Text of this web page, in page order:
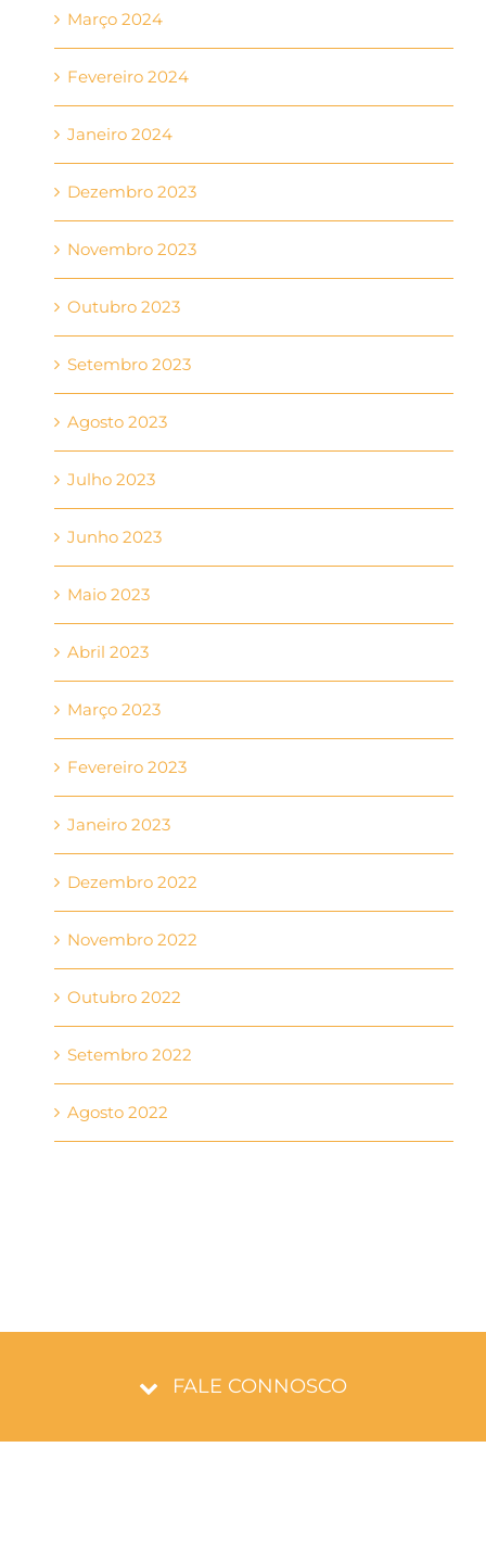
Março 2024
Fevereiro 2024
Janeiro 2024
Dezembro 2023
Novembro 2023
Outubro 2023
Setembro 2023
Agosto 2023
Julho 2023
Junho 2023
Maio 2023
Abril 2023
Março 2023
Fevereiro 2023
Janeiro 2023
Dezembro 2022
Novembro 2022
Outubro 2022
Setembro 2022
Agosto 2022
FALE CONNOSCO